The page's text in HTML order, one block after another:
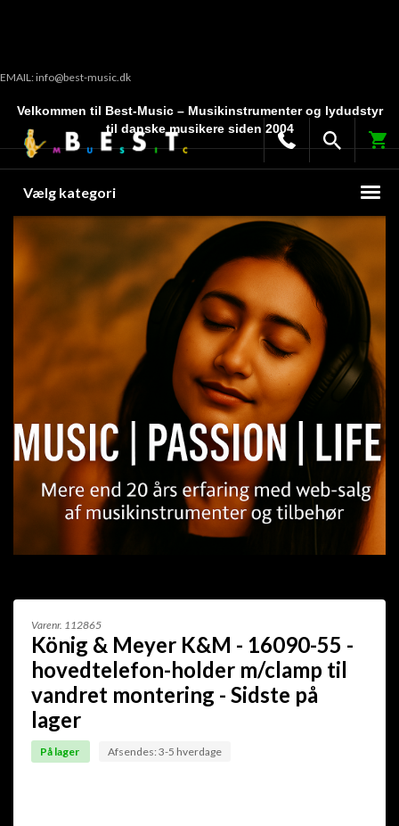
EMAIL: info@best-music.dk
Velkommen til Best-Music – Musikinstrumenter og lydudstyr
til danske musikere siden 2004
Vælg kategori
Varenr. 112865
König & Meyer K&M - 16090-55 -
hovedtelefon-holder m/clamp til
vandret montering - Sidste på
lager
På lager Afsendes: 3-5 hverdage